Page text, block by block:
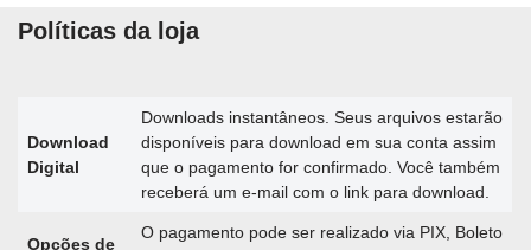
Políticas da loja
Download
Digital
Downloads instantâneos. Seus arquivos estarão
disponíveis para download em sua conta assim
que o pagamento for confirmado. Você também
receberá um e-mail com o link para download.
Opções de
O pagamento pode ser realizado via PIX, Boleto